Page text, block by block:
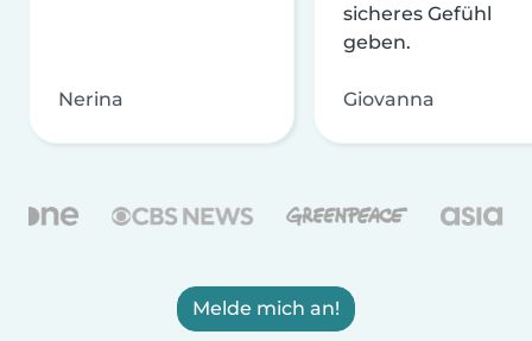
Nerina
sicheres Gefühl
geben.
Giovanna
Melde mich an!